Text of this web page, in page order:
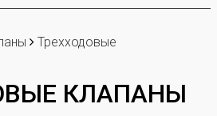
Трехходовые
КЛАПАНЫ